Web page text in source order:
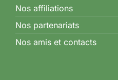
Nos affiliations
Nos partenariats
Nos amis et contacts